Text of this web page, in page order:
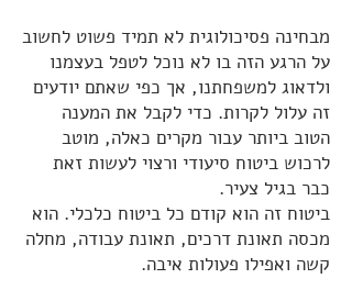
מבחינה פסיכולוגית לא תמיד פשוט לחשוב
על הרגע הזה בו לא נוכל לטפל בעצמנו
ולדאוג למשפחתנו, אך כפי שאתם יודעים
זה עלול לקרות. כדי לקבל את המענה
הטוב ביותר עבור מקרים כאלה, מוטב
לרכוש ביטוח סיעודי ורצוי לעשות זאת
כבר בגיל צעיר.
ביטוח זה הוא קודם כל ביטוח כלכלי. הוא
מכסה תאונת דרכים, תאונת עבודה, מחלה
קשה ואפילו פעולות איבה.